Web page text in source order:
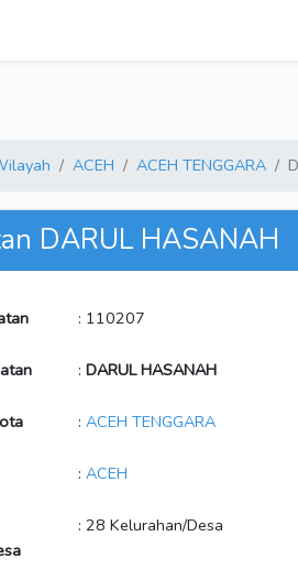
ACEH ACEH TENGGARA
DARUL HASANAH
: 110207
: DARUL HASANAH
: ACEH TENGGARA
: ACEH
: 28 Kelurahan/Desa